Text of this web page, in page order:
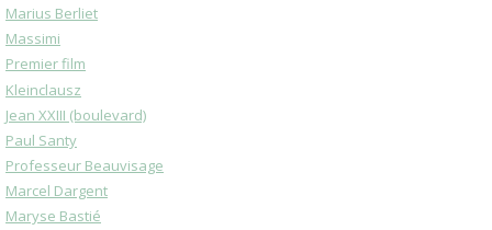
Marius Berliet
Massimi
Premier film
Kleinclausz
Jean XXIII (boulevard)
Paul Santy
Professeur Beauvisage
Marcel Dargent
Maryse Bastié